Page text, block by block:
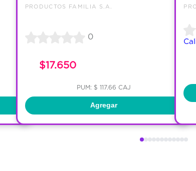
PRODUCTOS FAMILIA S.A.
0
$17.650
PUM: $ 117.66 CAJ
Agregar